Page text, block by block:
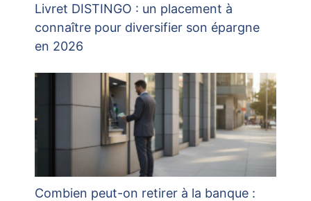
Livret DISTINGO : un placement à
connaître pour diversifier son épargne
en 2026
Combien peut-on retirer à la banque :